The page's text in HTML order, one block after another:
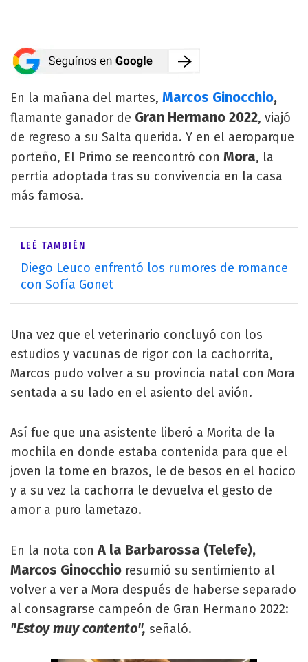
En la mañana del martes, Marcos Ginocchio,
flamante ganador de Gran Hermano 2022, viajó
de regreso a su Salta querida. Y en el aeroparque
porteño, El Primo se reencontró con Mora, la
perrtia adoptada tras su convivencia en la casa
más famosa.
LEÉ TAMBIÉN
Diego Leuco enfrentó los rumores de romance
con Sofía Gonet
Una vez que el veterinario concluyó con los
estudios y vacunas de rigor con la cachorrita,
Marcos pudo volver a su provincia natal con Mora
sentada a su lado en el asiento del avión.
Así fue que una asistente liberó a Morita de la
mochila en donde estaba contenida para que el
joven la tome en brazos, le de besos en el hocico
y a su vez la cachorra le devuelva el gesto de
amor a puro lametazo.
En la nota conA la Barbarossa (Telefe),
Marcos Ginocchio resumió su sentimiento al
volver a ver a Mora después de haberse separado
al consagrarse campeón de Gran Hermano 2022:
"Estoy muy contento", señaló.